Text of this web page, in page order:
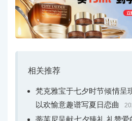
相关推荐
梵克雅宝于七夕时节倾情呈
以欢愉意趣谱写夏日恋曲